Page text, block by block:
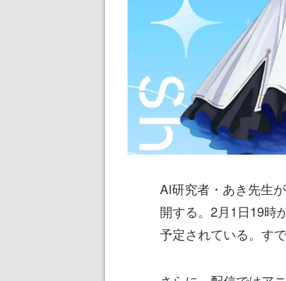
AI研究者・あき先生
開する。2月1日19時
予定されている。す